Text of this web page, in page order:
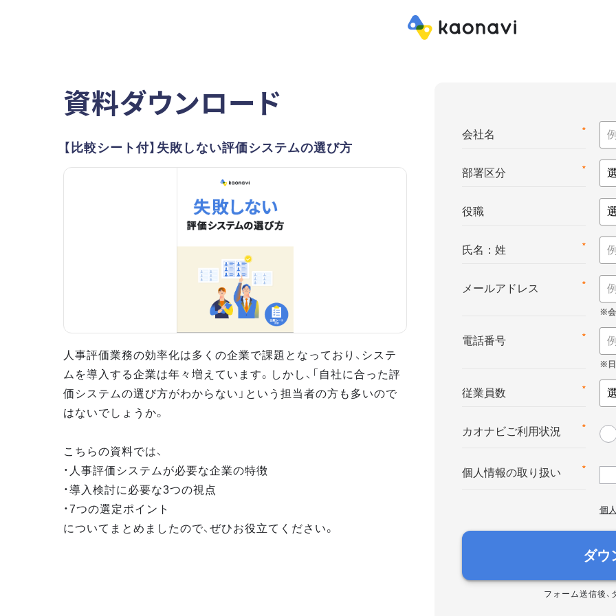
資料ダウンロード
【比較シート付】失敗しない評価システムの選び方
人事評価業務の効率化は多くの企業で課題となっており、システ
ムを導入する企業は年々増えています。しかし、「自社に合った評
価システムの選び方がわからない」という担当者の方も多いので
はないでしょうか。
こちらの資料では、
・人事評価システムが必要な企業の特徴
・導入検討に必要な3つの視点
・7つの選定ポイント
についてまとめましたので、ぜひお役立てください。
*
会社名
*
部署区分
役職
*
氏名：姓
*
メールアドレス
*
電話番号
*
従業員数
*
カオナビご利用状況
*
個人情報の取り扱い
個
ダウ
フォーム送信後